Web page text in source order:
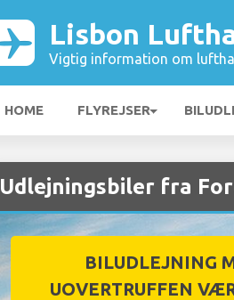
Lisbon
Vigtig information om
HOME FLYREJSER
Udlejningsbiler fra
BILUDLEJNING
UOVERTRUFFEN